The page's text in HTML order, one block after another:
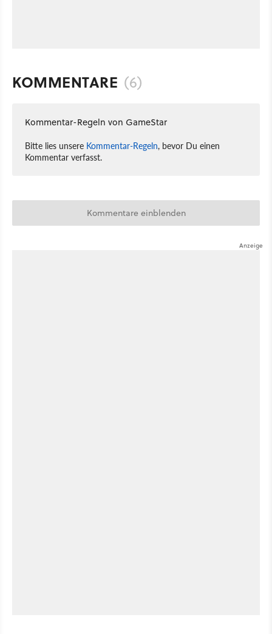
KOMMENTARE (6)
Kommentar-Regeln von GameStar
Bitte lies unsere Kommentar-Regeln, bevor Du einen
Kommentar verfasst.
Kommentare einblenden